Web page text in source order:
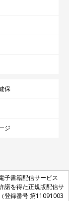
保
ジ
子書籍配信サービス
諾を得た正規版配信サ
登録番号 第11091003